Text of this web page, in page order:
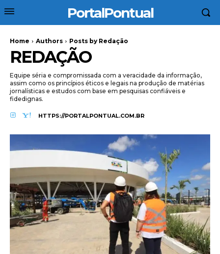
PortalPontual
Home Authors Posts by Redação
REDAÇÃO
Equipe séria e compromissada com a veracidade da informação,
assim como os princípios éticos e legais na produção de matérias
jornalísticas e estudos com base em pesquisas confiáveis e
fidedignas.
HTTPS://PORTALPONTUAL.COM.BR